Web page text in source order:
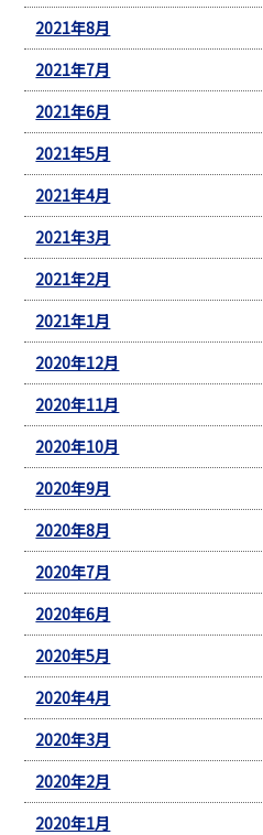
2021年8月
2021年7月
2021年6月
2021年5月
2021年4月
2021年3月
2021年2月
2021年1月
2020年12月
2020年11月
2020年10月
2020年9月
2020年8月
2020年7月
2020年6月
2020年5月
2020年4月
2020年3月
2020年2月
2020年1月